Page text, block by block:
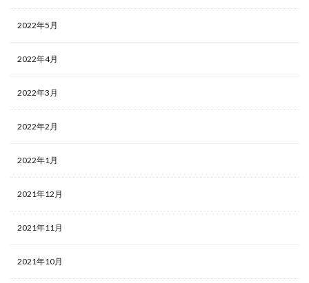
2022年5月
2022年4月
2022年3月
2022年2月
2022年1月
2021年12月
2021年11月
2021年10月